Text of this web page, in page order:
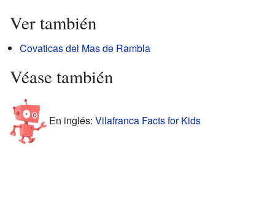
Ver también
Covaticas del Mas de Rambla
Véase también
En inglés: Vilafranca Facts for Kids